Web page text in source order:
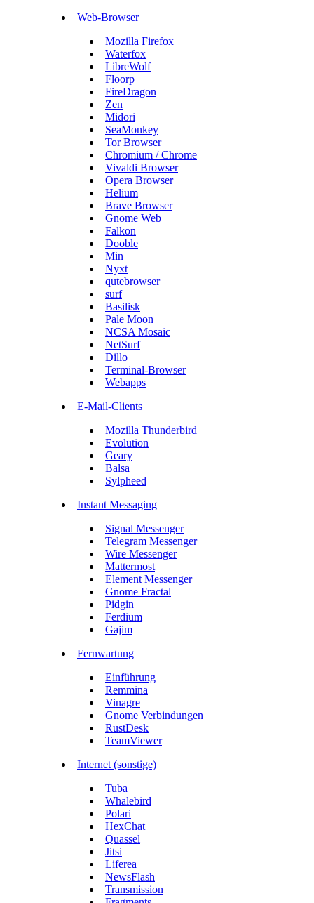
Web-Browser
Mozilla Firefox
Waterfox
LibreWolf
Floorp
FireDragon
Zen
Midori
SeaMonkey
Tor Browser
Chromium / Chrome
Vivaldi Browser
Opera Browser
Helium
Brave Browser
Gnome Web
Falkon
Dooble
Min
Nyxt
qutebrowser
surf
Basilisk
Pale Moon
NCSA Mosaic
NetSurf
Dillo
Terminal-Browser
Webapps
E-Mail-Clients
Mozilla Thunderbird
Evolution
Geary
Balsa
Sylpheed
Instant Messaging
Signal Messenger
Telegram Messenger
Wire Messenger
Mattermost
Element Messenger
Gnome Fractal
Pidgin
Ferdium
Gajim
Fernwartung
Einführung
Remmina
Vinagre
Gnome Verbindungen
RustDesk
TeamViewer
Internet (sonstige)
Tuba
Whalebird
Polari
HexChat
Quassel
Jitsi
Liferea
NewsFlash
Transmission